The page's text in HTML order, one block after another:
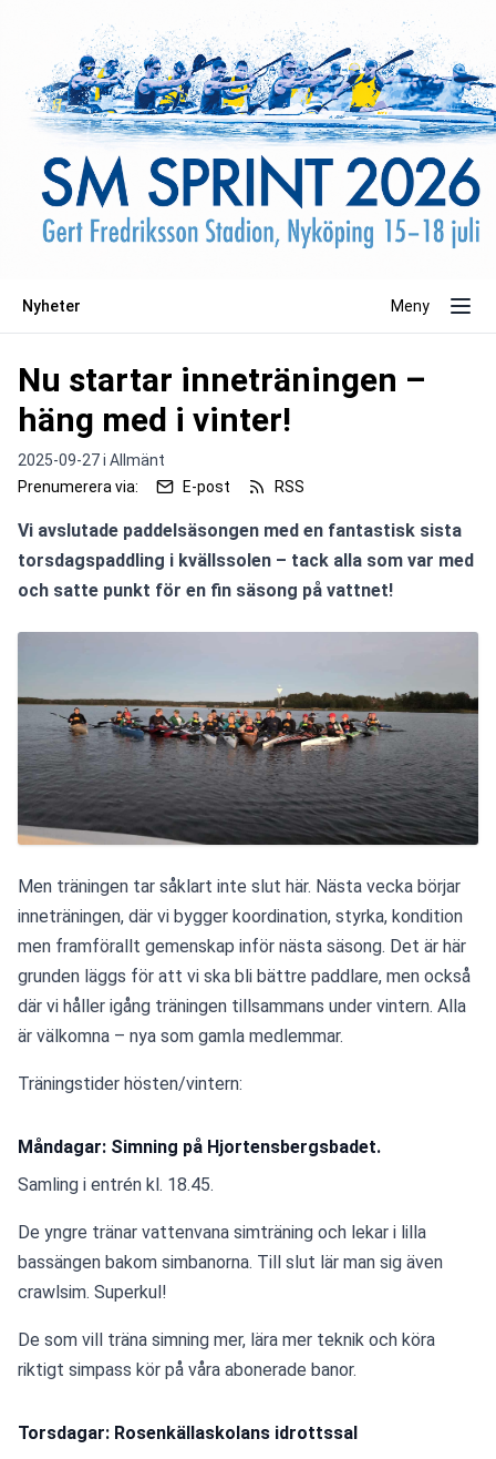
Nyheter Meny
Nu startar inneträningen –
häng med i vinter!
2025-09-27 i Allmänt
Prenumerera via:
E-post RSS
Vi avslutade paddelsäsongen med en fantastisk sista
torsdagspaddling i kvällssolen – tack alla som var med
och satte punkt för en fin säsong på vattnet!
Men träningen tar såklart inte slut här. Nästa vecka börjar
inneträningen, där vi bygger koordination, styrka, kondition
men framförallt gemenskap inför nästa säsong. Det är här
grunden läggs för att vi ska bli bättre paddlare, men också
där vi håller igång träningen tillsammans under vintern. Alla
är välkomna – nya som gamla medlemmar.
Träningstider hösten/vintern:
Måndagar: Simning på Hjortensbergsbadet.
Samling i entrén kl. 18.45.
De yngre tränar vattenvana simträning och lekar i lilla
bassängen bakom simbanorna. Till slut lär man sig även
crawlsim. Superkul!
De som vill träna simning mer, lära mer teknik och köra
riktigt simpass kör på våra abonerade banor.
Torsdagar: Rosenkällaskolans idrottssal